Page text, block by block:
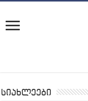
სიახლეები